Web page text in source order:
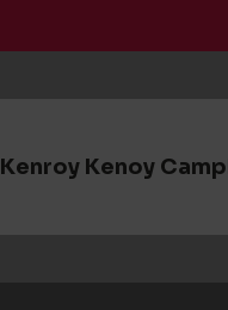
Kenroy Kenoy